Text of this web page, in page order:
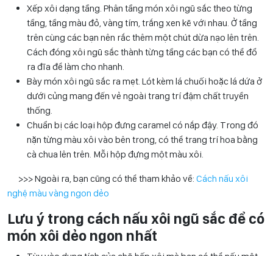
Xếp xôi dạng tầng. Phân tầng món xôi ngũ sắc theo từng
tầng, tầng màu đỏ, vàng tím, trắng xen kẽ với nhau. Ở tầng
trên cùng các bạn nên rắc thêm một chút dừa nạo lên trên.
Cách đóng xôi ngũ sắc thành từng tầng các bạn có thể đổ
ra đĩa để làm cho nhanh.
Bày món xôi ngũ sắc ra mẹt. Lót kèm lá chuối hoặc lá dứa ở
dưới củng mang đến vẻ ngoài trang trí đậm chất truyền
thống.
Chuẩn bị các loại hộp đưng caramel có nắp đậy. Trong đó
nặn từng màu xôi vào bên trong, có thể trang trí hoa bằng
cà chua lên trên. Mỗi hộp đựng một màu xôi.
>>> Ngoài ra, bạn cũng có thể tham khảo về: Cách nấu xôi
nghệ màu vàng ngon dẻo
Lưu ý trong cách nấu xôi ngũ sắc để có
món xôi dẻo ngon nhất